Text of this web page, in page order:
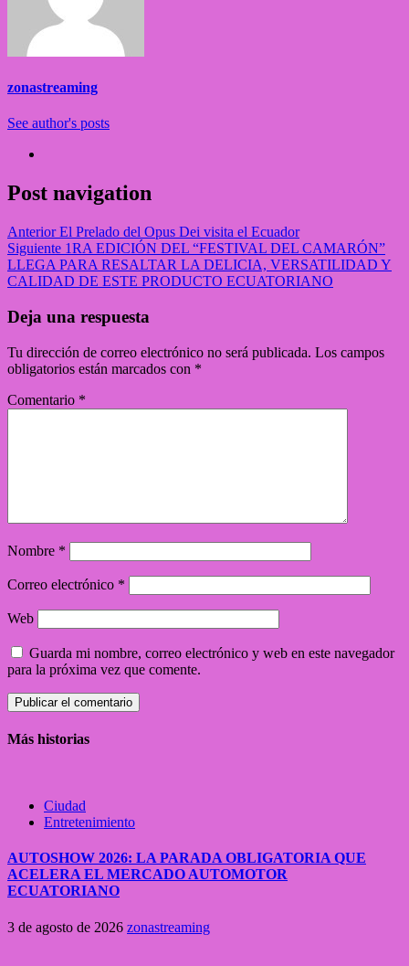
zonastreaming
See author's posts
Post navigation
AnteriorEl Prelado del Opus Dei visita el Ecuador
Siguiente 1RA EDICIÓN DEL “FESTIVAL DEL CAMARÓN”
LLEGA PARA RESALTAR LA DELICIA, VERSATILIDAD Y
CALIDAD DE ESTE PRODUCTO ECUATORIANO
Deja una respuesta
Tu dirección de correo electrónico no será publicada. Los campos
obligatorios están marcados con *
Comentario *
Nombre *
Correo electrónico *
Web
Guarda mi nombre, correo electrónico y web en este navegador
para la próxima vez que comente.
Más historias
Ciudad
Entretenimiento
AUTOSHOW 2026: LA PARADA OBLIGATORIA QUE
ACELERA EL MERCADO AUTOMOTOR
ECUATORIANO
3 de agosto de 2026 zonastreaming